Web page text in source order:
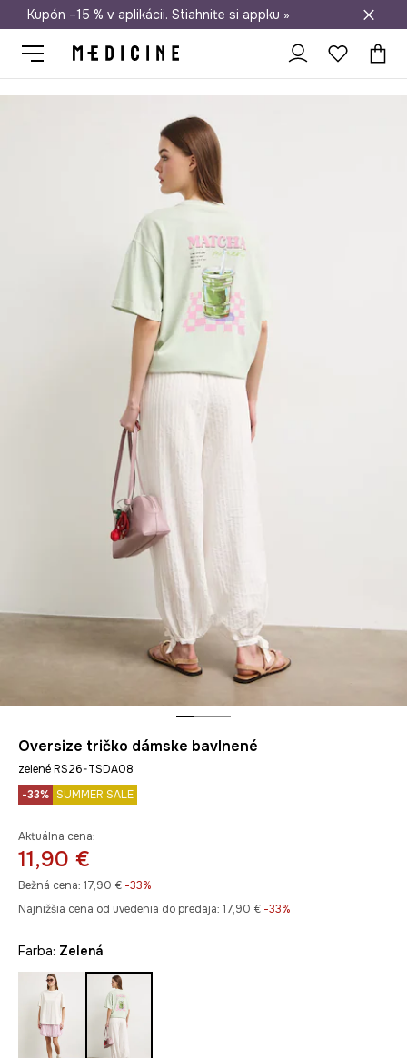
Doprava zadarmo od 50 €
Kupón –15 % v aplikácii. Stiahnite si appku »
Oversize tričko dámske bavlnené
zelené RS26-TSDA08
-33% SUMMER SALE
Aktuálna cena:
11,90 €
Bežná cena: 17,90 € -33%
Najnižšia cena od uvedenia do predaja: 17,90 € -33%
Farba: zelená